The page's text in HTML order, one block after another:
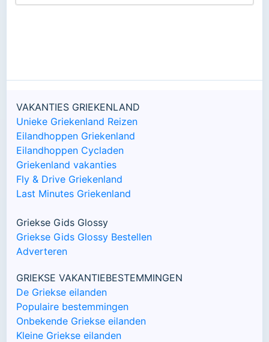
VAKANTIES GRIEKENLAND
Unieke Griekenland Reizen
Eilandhoppen Griekenland
Eilandhoppen Cycladen
Griekenland vakanties
Fly & Drive Griekenland
Last Minutes Griekenland
Griekse Gids Glossy
Griekse Gids Glossy Bestellen
Adverteren
GRIEKSE VAKANTIEBESTEMMINGEN
De Griekse eilanden
Populaire bestemmingen
Onbekende Griekse eilanden
Kleine Griekse eilanden